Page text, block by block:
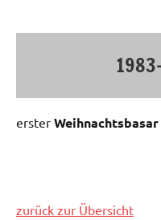
erster Weihnachtsbasar
zurück zur Übersicht